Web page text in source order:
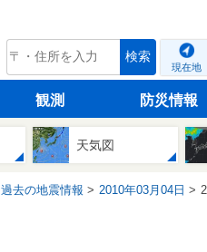
tenki.jp 検索
現在地
観測 防災情報
天気図
過去の地震情報 2010年03月04日